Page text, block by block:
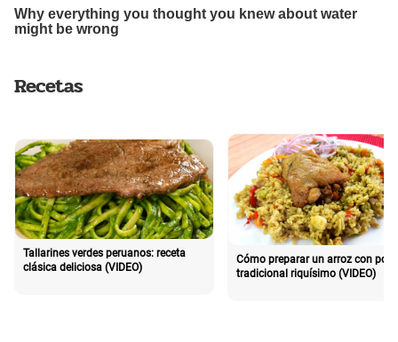
Recetas
Tallarines verdes peruanos: receta
clásica deliciosa (VIDEO)
Cómo preparar un arroz con pollo
tradicional riquísimo (VIDEO)